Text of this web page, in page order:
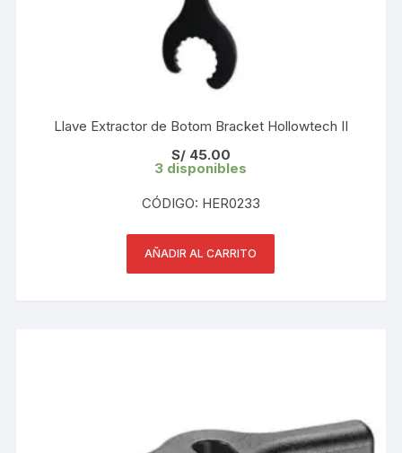
Llave Extractor de Botom Bracket Hollowtech II
S/45.00
3 disponibles
CÓDIGO: HER0233
AÑADIR AL CARRITO